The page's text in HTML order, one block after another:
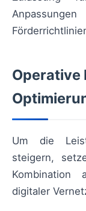
Operative
Um die
steigern,
Kombination
digitaler